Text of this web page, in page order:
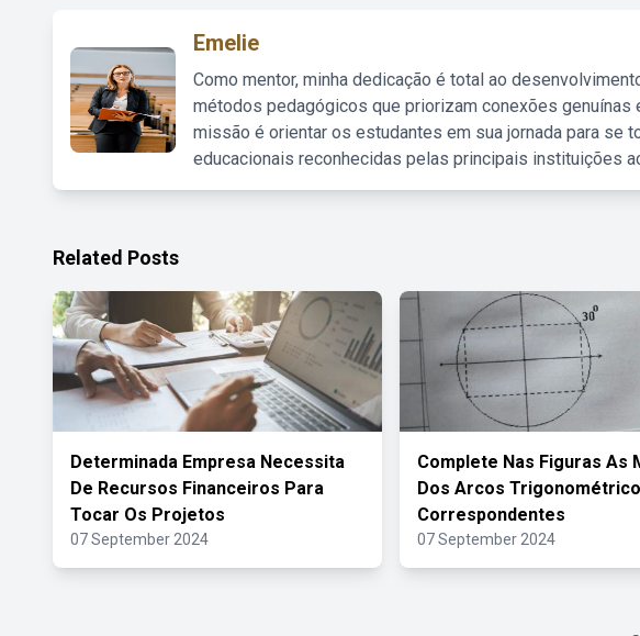
Emelie
Como mentor, minha dedicação é total ao
métodos pedagógicos que priorizam conexões
missão é orientar os estudantes em sua jornada para se
educacionais reconhecidas pelas principais instituições
Related Posts
Determinada Empresa Necessita
De Recursos Financeiros Para
Tocar Os Projetos
07 September 2024
Complete Nas Figuras As
Dos Arcos
Correspondentes
07 September 2024